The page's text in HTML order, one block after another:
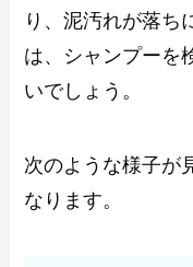
り、泥汚れが落ち
は、シャンプーを
いでしょう。
次のような様子が
なります。